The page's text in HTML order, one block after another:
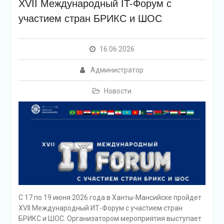
XVII Международный IT-Форум с
участием стран БРИКС и ШОС
16.06.2026
Администратор
Новости
С 17 по 19 июня 2026 года в Ханты-Мансийске пройдет
XVII Международный ИТ-Форум с участием стран
БРИКС и ШОС. Организатором мероприятия выступает